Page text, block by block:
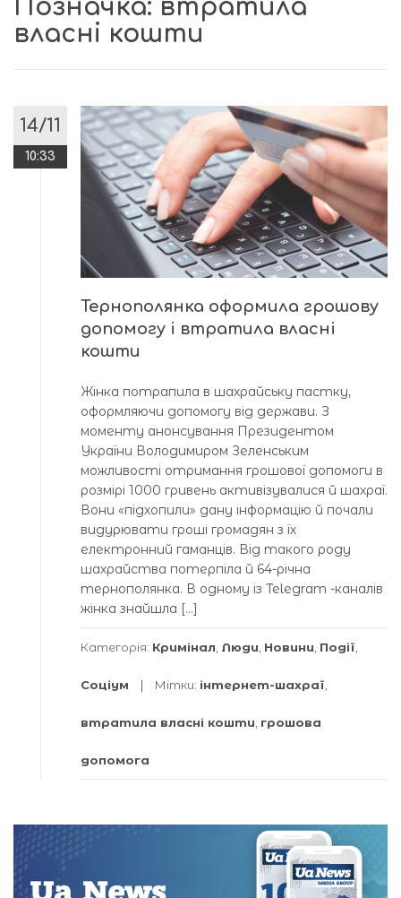
Позначка: втратила
власні кошти
14/11
10:33
Тернополянка оформила грошову
допомогу і втратила власні
кошти
Жінка потрапила в шахрайську пастку,
оформляючи допомогу від держави. З
моменту анонсування Президентом
України Володимиром Зеленським
можливості отримання грошової допомоги в
розмірі 1000 гривень активізувалися й шахраї.
Вони «підхопили» дану інформацію й почали
видурювати гроші громадян з їх
електронний гаманців. Від такого роду
шахрайства потерпіла й 64-річна
тернополянка. В одному із Telegram -каналів
жінка знайшла […]
Категорія: Кримінал Люди Новини Події
Соціум Мітки: інтернет-шахраї
втратила власні кошти грошова
допомога